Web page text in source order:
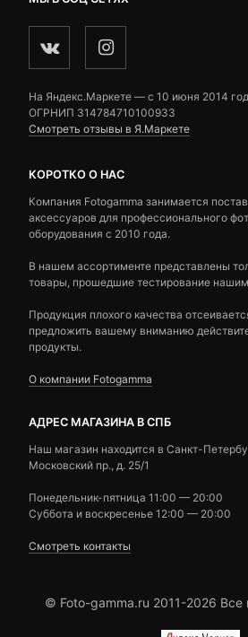
На Яндекс.Маркете — c 10 июня 2014
ОГРНИП 314784710100933
Смотреть отзывы в Я.Маркете
КОРОТКО О НАС
Компания Fotogamma занимается
аксессуаров для профессионального
оборудования с 2010 года.
В нашем ассортименте представлены
товары, прошедшие тестирование
Продукция плохого качества
предложить вашему вниманию
продукты.
О компании Fotogamma
АДРЕС МАГАЗИНА В СПБ
Наш магазин находится в Санкт-
Московский пр., д. 25/1
Понедельник-пятница 11:00 — 20:00
Суббота и воскресенье 12:00 — 20:00
Смотреть контакты
© Foto-gamma.ru 2011-2026